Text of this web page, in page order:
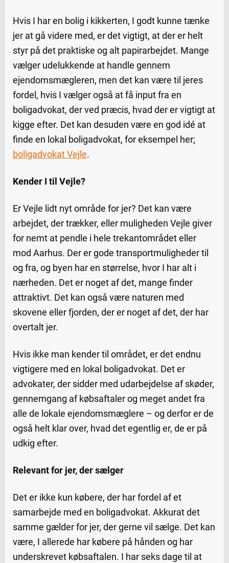
Hvis I har en bolig i kikkerten, I godt kunne tænke
jer at gå videre med, er det vigtigt, at der er helt
styr på det praktiske og alt papirarbejdet. Mange
vælger udelukkende at handle gennem
ejendomsmægleren, men det kan være til jeres
fordel, hvis I vælger også at få input fra en
boligadvokat, der ved præcis, hvad der er vigtigt at
kigge efter. Det kan desuden være en god idé at
finde en lokal boligadvokat, for eksempel her;
boligadvokat Vejle.
Kender I til Vejle?
Er Vejle lidt nyt område for jer? Det kan være
arbejdet, der trækker, eller muligheden Vejle giver
for nemt at pendle i hele trekantområdet eller
mod Aarhus. Der er gode transportmuligheder til
og fra, og byen har en størrelse, hvor I har alt i
nærheden. Det er noget af det, mange finder
attraktivt. Det kan også være naturen med
skovene eller fjorden, der er noget af det, der har
overtalt jer.
Hvis ikke man kender til området, er det endnu
vigtigere med en lokal boligadvokat. Det er
advokater, der sidder med udarbejdelse af skøder,
gennemgang af købsaftaler og meget andet fra
alle de lokale ejendomsmæglere – og derfor er de
også helt klar over, hvad det egentlig er, de er på
udkig efter.
Relevant for jer, der sælger
Det er ikke kun købere, der har fordel af et
samarbejde med en boligadvokat. Akkurat det
samme gælder for jer, der gerne vil sælge. Det kan
være, I allerede har købere på hånden og har
underskrevet købsaftalen. I har seks dage til at